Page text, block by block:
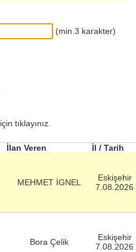
(min.3 karakter)
için tıklayınız.
İlan Veren İl / Tarih
MEHMET İGNEL
Eskişehir
7.08.2026
Bora Çelik
Eskişehir
7.08.2026